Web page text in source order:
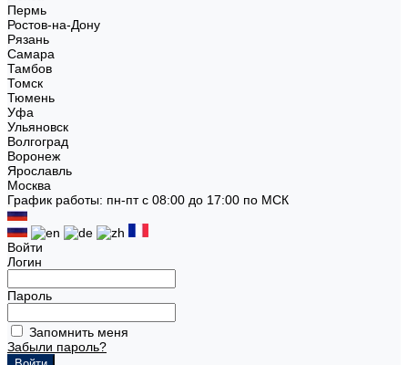
Пермь
Ростов-на-Дону
Рязань
Самара
Тамбов
Томск
Тюмень
Уфа
Ульяновск
Волгоград
Воронеж
Ярославль
Москва
График работы: пн-пт с 08:00 до 17:00 по МСК
Войти
Логин
Пароль
Запомнить меня
Забыли пароль?